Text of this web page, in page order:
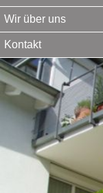
Wir über uns
Kontakt